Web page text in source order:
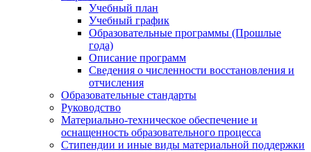
Учебный план
Учебный график
Образовательные программы (Прошлые
года)
Описание программ
Сведения о численности восстановления и
отчисления
Образовательные стандарты
Руководство
Материально-техническое обеспечение и
оснащенность образовательного процесса
Стипендии и иные виды материальной поддержки